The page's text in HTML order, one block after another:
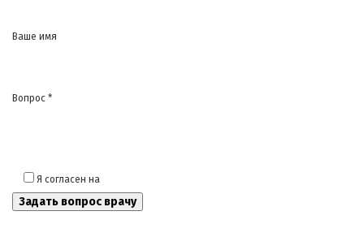
Ваше имя
Вопрос *
Я согласен на